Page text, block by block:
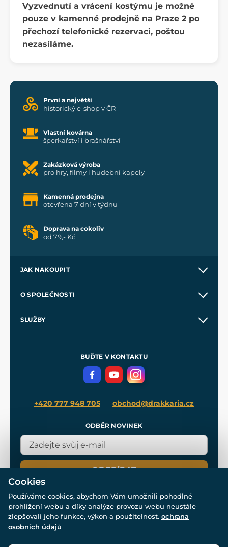
Vyzvednutí a vrácení kostýmu je možné
pouze v kamenné prodejně na Praze 2 po
přechozí telefonické rezervaci, poštou
nezasíláme.
První a největší
historický e-shop v ČR
Vlastní kovárna
šperkařství i brašnářství
Zakázková výroba
pro hry, filmy i hudební kapely
Kamenná prodejna
otevřena 7 dní v týdnu
Doprava na cokoliv
od 79,- Kč
JAK NAKOUPIT
Velkoobchod
O SPOLEČNOSTI
SLUŽBY
Meče pro Kingdom Come
BUĎTE V KONTAKTU
+420 777 948 705 obchod@drakkaria.cz
ODBĚR NOVINEK
ODEBÍRAT
© Všechna práva vyhrazena. www.drakkaria.cz 2007-2026.
Cookies
Používáme cookies, abychom Vám umožnili pohodlné
prohlížení webu a díky analýze provozu webu neustále
zlepšovali jeho funkce, výkon a použitelnost. ochrana
osobních údajů